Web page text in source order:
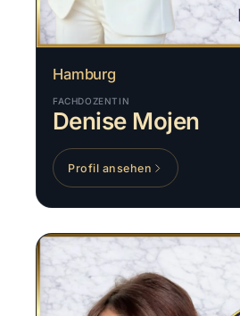
Hamburg
FACHDOZENTIN
Denise Mojen
Profil ansehen